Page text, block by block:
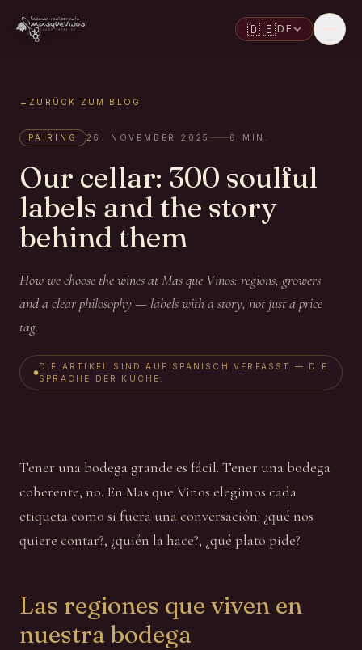
🇩🇪 DE
← ZURÜCK ZUM BLOG
PAIRING 26. NOVEMBER 2025 6 MIN.
Our cellar: 300 soulful
labels and the story
behind them
How we choose the wines at Mas que Vinos: regions, growers
and a clear philosophy — labels with a story, not just a price
tag.
DIE ARTIKEL SIND AUF SPANISCH VERFASST — DIE
SPRACHE DER KÜCHE.
Tener una bodega grande es fácil. Tener una bodega
coherente, no. En Mas que Vinos elegimos cada
etiqueta como si fuera una conversación: ¿qué nos
quiere contar?, ¿quién la hace?, ¿qué plato pide?
Las regiones que viven en
nuestra bodega